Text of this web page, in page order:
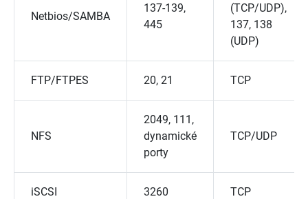
Netbios/SAMBA
137-139,
445
(TCP/UDP),
137, 138
(UDP)
FTP/FTPES 20, 21 TCP
NFS
2049, 111,
dynamické
porty
TCP/UDP
iSCSI 3260 TCP